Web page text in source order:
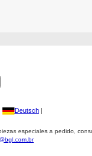
Deutsch |
especiales a pedido,